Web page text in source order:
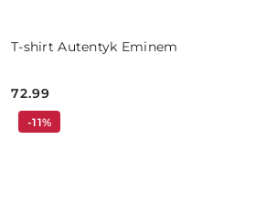
T-shirt Autentyk Eminem
Cena:
72.99
-11%